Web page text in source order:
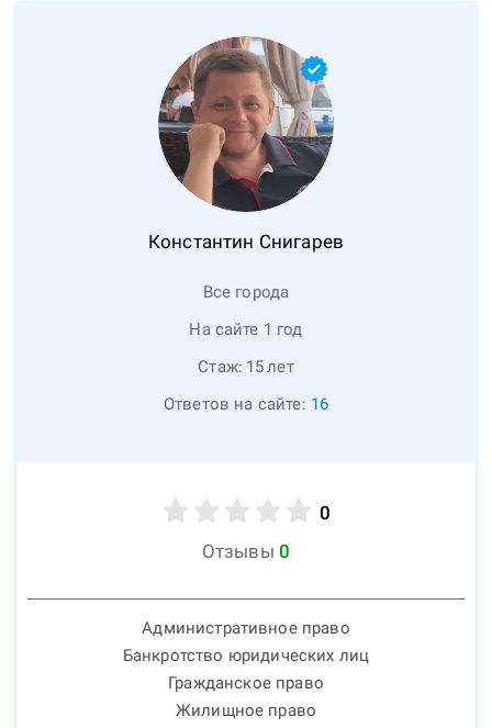
Константин Снигарев
Все города
На сайте 1 год
Стаж: 15лет
Ответов на сайте: 16
0
Отзывы 0
Административное право
Банкротство юридических лиц
Гражданское право
Жилищное право